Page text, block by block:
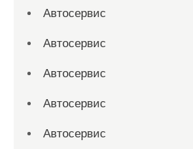
Автосервис
Автосервис
Автосервис
Автосервис
Автосервис